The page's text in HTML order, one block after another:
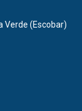
Verde (Escobar)